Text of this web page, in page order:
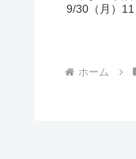
9/30（月）11
ホーム